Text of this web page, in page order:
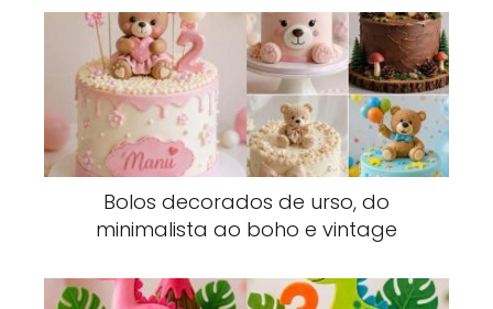
Bolos decorados de urso, do
minimalista ao boho e vintage